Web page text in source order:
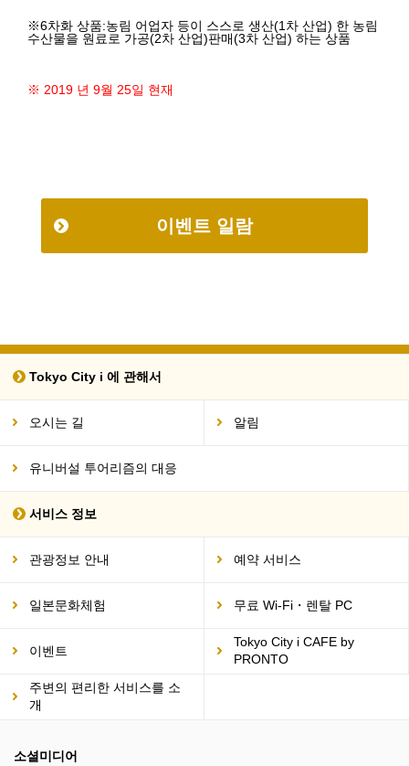
※6차화 상품:농림 어업자 등이 스스로 생산(1차 산업) 한 농림
수산물을 원료로 가공(2차 산업)판매(3차 산업) 하는 상품
※ 2019 년 9월 25일 현재
이벤트 일람
Tokyo City i 에 관해서
오시는 길 알림
유니버설 투어리즘의 대응
서비스 정보
관광정보 안내 예약 서비스
일본문화체험 무료 Wi-Fi・렌탈 PC
이벤트
Tokyo City i CAFE by
PRONTO
주변의 편리한 서비스를 소
개
소셜미디어